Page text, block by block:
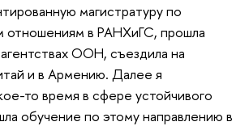
магистратуру по
отношениям в РАНХиГС, прошла
ООН, съездила на
и в Армению. Далее я
то время в сфере устойчивого
обучение по этому направлению в